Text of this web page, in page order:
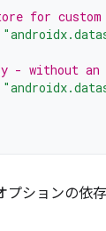
for
without an
ションの依存